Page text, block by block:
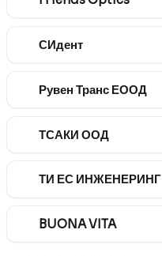
СИдент
Рувен Транс ЕООД
ТСАКИ ООД
ТИ ЕС ИНЖЕНЕРИНГ
BUONA VITA